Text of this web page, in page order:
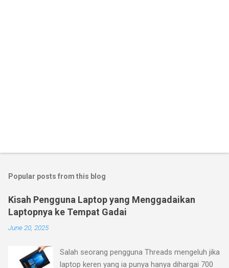
Popular posts from this blog
Kisah Pengguna Laptop yang Menggadaikan
Laptopnya ke Tempat Gadai
June 20, 2025
Salah seorang pengguna Threads mengeluh jika
laptop keren yang ia punya hanya dihargai 700